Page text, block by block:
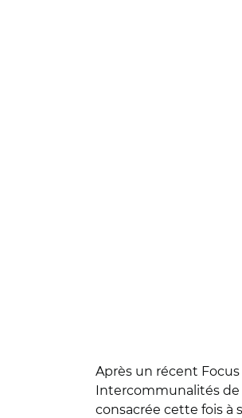
Après un récent
Intercommunalités de
consacrée cette fois à